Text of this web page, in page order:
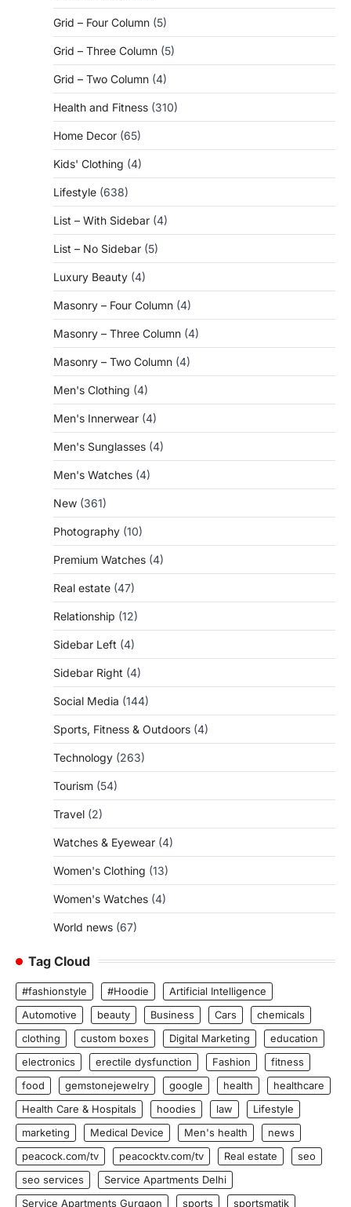
Grid – Four Column (5)
Grid – Three Column (5)
Grid – Two Column (4)
Health and Fitness (310)
Home Decor (65)
Kids' Clothing (4)
Lifestyle (638)
List – With Sidebar (4)
List – No Sidebar (5)
Luxury Beauty (4)
Masonry – Four Column (4)
Masonry – Three Column (4)
Masonry – Two Column (4)
Men's Clothing (4)
Men's Innerwear (4)
Men's Sunglasses (4)
Men's Watches (4)
New (361)
Photography (10)
Premium Watches (4)
Real estate (47)
Relationship (12)
Sidebar Left (4)
Sidebar Right (4)
Social Media (144)
Sports, Fitness & Outdoors (4)
Technology (263)
Tourism (54)
Travel (2)
Watches & Eyewear (4)
Women's Clothing (13)
Women's Watches (4)
World news (67)
Tag Cloud
#fashionstyle #Hoodie
Artificial Intelligence
Automotive
beauty Business Cars
chemicals
clothing
custom boxes Digital Marketing
education
electronics
erectile dysfunction Fashion
fitness
food
gemstonejewelry google health
healthcare
Health Care & Hospitals
hoodies law
Lifestyle
marketing
Medical Device Men's health
news
peacock.com/tv
peacocktv.com/tv Real estate
seo
seo services
Service Apartments Delhi
Service Apartments Gurgaon
sports sportsmatik